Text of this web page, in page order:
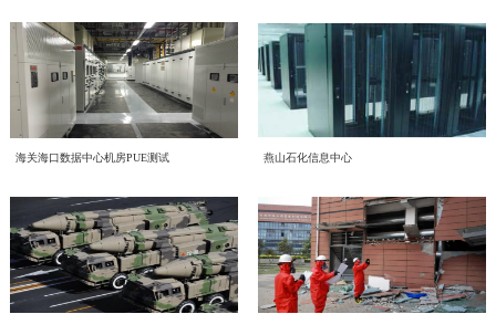
股份有限公司的引领下，我们立足“十五五”碳排放双控新要求，从设计、施工到
运维全流程践行绿色发展理念。 设计阶段，优先采用节能环保技术方案，从源
头降低碳排放； 施工阶段，严控资源消耗与废弃物排放，推动绿色建造落地；
运维阶段，持续优化能源管理，以精细化运营实现长效减碳。三、从点滴做起，
共建低碳企业节能不是口号，而是每一天的行动：节约每一度电，珍惜每一张
纸，选择绿色出行让我们携手共建低碳企业，为美丽中国贡献力量！
获得全球多个国家和地区的认可，具备极强的公信力与法律效力。 评审过程
中，CNAS评审组通过资料审核、现场核查、体系核查等多维度、全流程严苛评
审，对中心温室气体量化核算、排放核查、数据溯源管理、质量管理体系等核心
能力进行全面核验。评审组充分肯定了中心在低碳技术领域的专业积累、完善的
管理程序以及严谨的技术服务流程，最终确认中心完全符合温室气体审定与核查
低碳技术服务领域的专业机构，中电投工程研究检测评定中心有限公司长期聚
业碳核查技术团队，深耕电子电气设备，工业机械，食品，土木工程，建材等多
领域温室气体排放核算与核查，不断夯实技术积淀、优化服务流程、提升专业能
力，全力为各类市场主体提供科学、精准、合规的碳管理技术支撑。 此次CNAS
温室气体审定和核查资质的获批，是中心在绿色低碳服务领域的重要里程碑突
破，不仅充分印证了中心碳核查技术能力、数据公信力、体系规范性达到国际先
系建设项目启动会。本次启动的三体系建设，严格对标 GB/T 19001-2016/ISO
9001:2015质量管理体系、GB/T 24001-2016/ISO 14001:2015环境管理体系、GB/T
45001-2020/ISO 45001:2018职业健康安全管理体系。结合标准条款和国投健康运
营服务核心业务场景，启动会明确了体系文件编制、流程梳理、审核认证等全流
程工作安排，确保体系建设贴合企业实际经营情况，真正实现标准化落地、常态
化运行、长效化赋能。作为本次三体系建设工作的技术支撑单位，中电投检测中
心将持续推进国投健康三体系建设、运行、认证工作，以标准化管理赋能健康产
发展的长效管理机制。
验检测中心主编的中国工程建设标准化协会标准《电子工业化学品系统验收标准
（送审稿）》（以下简称《标准》）审查会在北京召开。近年来，随着国内半导
体集成电路、平板显示等行业的快速发展，高纯化学品系统作为整个电子工程建
设的重要组成部分，建设需求日益增加、技术要求不断提升。而目前国内涉及化
学品系统质量和验收细则的标准缺失，现行GB 50781、等标准多是从设计、建
造的角度，对电子工业气体系统进行技术规定，从质量控制角度目前的做法基本
是引用SEMI、ASTM等国外标准，一方面缺少技术一致性，另一方面制约了国
持和行业的高度关注，组建了涵盖业主单位、设计院、施工单位、材料和设备供
应商、检测和技术服务机构等20多家参编单位的编制组。中国工程建设标准化协
会电子工程分会、审查专家和编制组成员代表近20人参加了会议。会议由中国工
程建设标准化协会电子工程分会正高级工程师单云凤主持。中国电子工程设计院
股份有限公司资深院长顾问王立代表主编单位致辞，对协会、审查专家及编制组
中电投检测中心为工业建筑进行火灾后检测鉴定—全维度检
测+仿真分析
近期，我中心针对某电厂烟囱火灾事件完成全面检测鉴定工作。本次鉴定严格依
据《火灾后工程结构鉴定标准》《烟囱工程技术标准》《工业建筑可靠性鉴定标
准》等国家标准，通过实体检测、温度场仿真、力学分析等多维度评估，明确烟
囱结构现状及后续处置方向，为电厂安全生产提供科学支撑。（1）全维度检测
筋混凝土筒体整体布置与原设计图纸完全一致。地基基础未见不均匀沉降、滑移
或整体倾斜现象，后续仍需按规范持续开展沉降观测。外观质量检查显示，火灾
未对混凝土筒壁外表面造成损伤，无人机高清拍摄及倾斜摄影三维模型验证，外
表面混凝土质量良好，仅局部存在轻微蜂窝、麻面缺陷；内表面因火灾出现7类
差异化损伤特征，按高度划分为7个火灾影响特征区域，相关损伤分布图、断面
图及实拍照片已同步归档。材料性能检测方面，未明显受损区域的混凝土回弹强
环境噪声检测，守护城市声环境质量
随着我国经济发展和城市化进程的加速，噪声污染已成为现代社会中一个日益突
及舒适度具有重要意义。 中电投工程研究检测评定中心有限公司（以下简称中
电投检测中心）是中国国家认证认可监督管理委员会批准具备资质认定
（CMA）的检验检测机构，也是由中国合格评定国家认可委员会（CNAS）批准
的实验室认可机构和检验机构，具备建设工程质量检测机构、房屋安全鉴定、室
内环境质量检测等资质，是北京市生态环境监测技术服务机构备案单位。中电投
结构检测的智能化升级路径——智慧监测赋能工业装备
依托“十五五”质量强国与智能制造发展布局，国内检验检测行业正加速数字化、
智慧化转型。结构健康监测作为工业安全的关键屏障，已摆脱传统人工巡检模
式，进入全天候数字监护新阶段。本文以大型厂房重型起重设备结构健康监测
玻璃幕墙检测鉴定：为城市天际线筑牢安全防线
海关海口数据中心机房PUE测试 燕山石化信息中心